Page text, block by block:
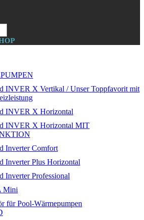
INVER X Vertikal / Unser Toppfavorit mit
INVER X Horizontal
INVER X Horizontal MIT
Inverter Comfort
Inverter Plus Horizontal
Inverter Professional
Mini
für Pool-Wärmepumpen